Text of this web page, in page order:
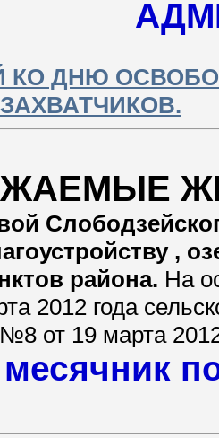
КО ДНЮ
,
района. На
2012 года
от 19 марта